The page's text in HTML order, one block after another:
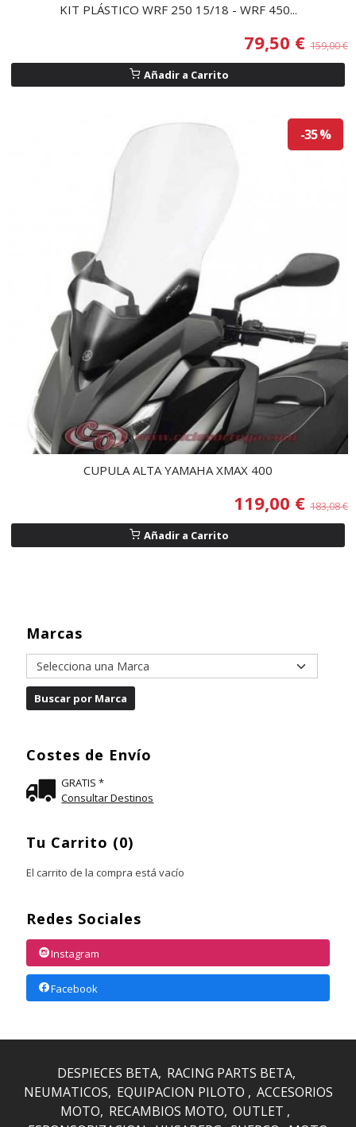
Marcas
Costes de Envío
GRATIS *
Consultar Destinos
Tu Carrito (0)
El carrito de la compra está vacío
Redes Sociales
Instagram
Facebook
KIT PLÁSTICO WRF 250 15/18 - WRF 450...
79,50 € 159,00 €
Añadir a Carrito
-35 %
CUPULA ALTA YAMAHA XMAX 400
119,00 € 183,08 €
Añadir a Carrito
DESPIECES BETA RACING PARTS BETA
NEUMATICOS EQUIPACION PILOTO
ACCESORIOS
MOTO RECAMBIOS MOTO OUTLET